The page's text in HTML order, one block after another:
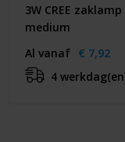
3W CREE zaklamp
medium
Al vanaf € 7,92
4